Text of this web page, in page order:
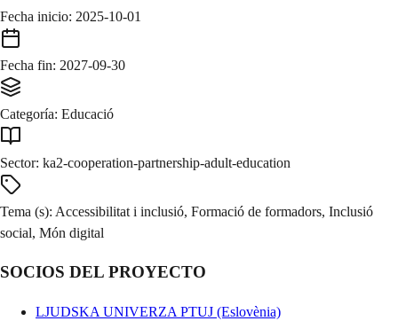
Fecha inicio: 2025-10-01
Fecha fin: 2027-09-30
Categoría: Educació
Sector: ka2-cooperation-partnership-adult-education
Tema (s): Accessibilitat i inclusió, Formació de formadors, Inclusió
social, Món digital
SOCIOS DEL PROYECTO
LJUDSKA UNIVERZA PTUJ (Eslovènia)